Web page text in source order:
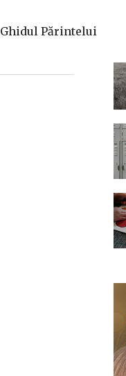
Ghidul Părintelui